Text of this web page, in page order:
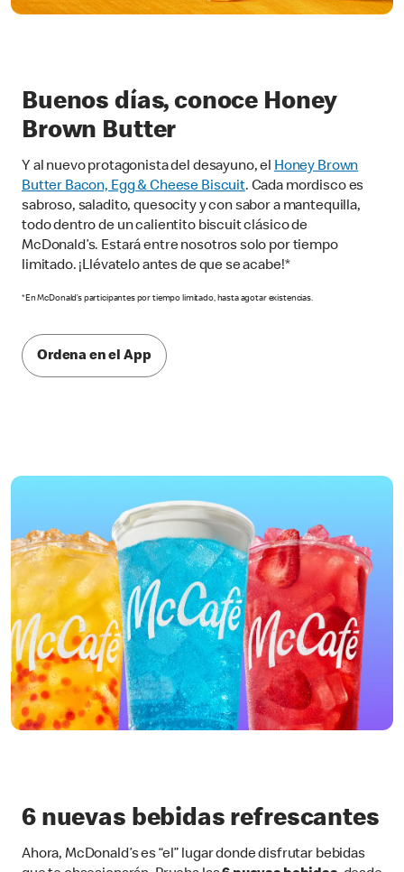
Buenos días, conoce Honey
Brown Butter
Y al nuevo protagonista del desayuno, el Honey Brown
Butter Bacon, Egg & Cheese Biscuit. Cada mordisco es
sabroso, saladito, quesocity y con sabor a mantequilla,
todo dentro de un calientito biscuit clásico de
McDonald’s. Estará entre nosotros solo por tiempo
limitado. ¡Llévatelo antes de que se acabe!*
*En McDonald’s participantes por tiempo limitado, hasta agotar existencias.
Ordena en el App
6 nuevas bebidas refrescantes
Ahora, McDonald’s es “el” lugar donde disfrutar bebidas